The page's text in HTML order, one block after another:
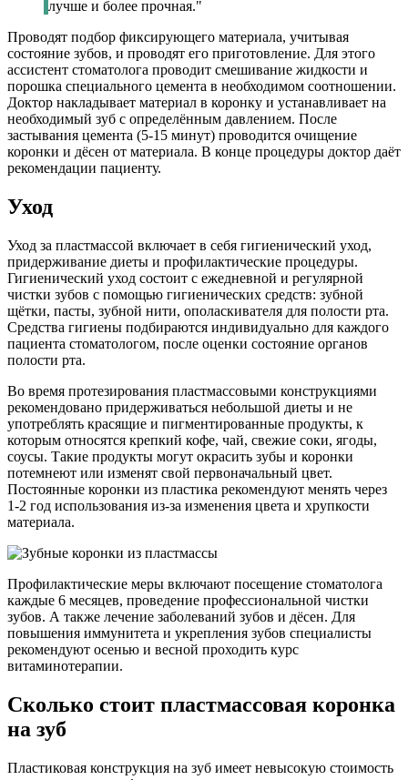
лучше и более прочная."
Проводят подбор фиксирующего материала, учитывая
состояние зубов, и проводят его приготовление. Для этого
ассистент стоматолога проводит смешивание жидкости и
порошка специального цемента в необходимом соотношении.
Доктор накладывает материал в коронку и устанавливает на
необходимый зуб с определённым давлением. После
застывания цемента (5-15 минут) проводится очищение
коронки и дёсен от материала. В конце процедуры доктор даёт
рекомендации пациенту.
Уход
Уход за пластмассой включает в себя гигиенический уход,
придерживание диеты и профилактические процедуры.
Гигиенический уход состоит с ежедневной и регулярной
чистки зубов с помощью гигиенических средств: зубной
щётки, пасты, зубной нити, ополаскивателя для полости рта.
Средства гигиены подбираются индивидуально для каждого
пациента стоматологом, после оценки состояние органов
полости рта.
Во время протезирования пластмассовыми конструкциями
рекомендовано придерживаться небольшой диеты и не
употреблять красящие и пигментированные продукты, к
которым относятся крепкий кофе, чай, свежие соки, ягоды,
соусы. Такие продукты могут окрасить зубы и коронки
потемнеют или изменят свой первоначальный цвет.
Постоянные коронки из пластика рекомендуют менять через
1-2 год использования из-за изменения цвета и хрупкости
материала.
Профилактические меры включают посещение стоматолога
каждые 6 месяцев, проведение профессиональной чистки
зубов. А также лечение заболеваний зубов и дёсен. Для
повышения иммунитета и укрепления зубов специалисты
рекомендуют осенью и весной проходить курс
витаминотерапии.
Сколько стоит пластмассовая коронка
на зуб
Пластиковая конструкция на зуб имеет невысокую стоимость